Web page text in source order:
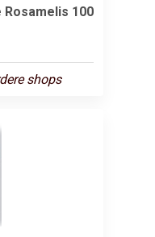
Rosamelis 100
shops